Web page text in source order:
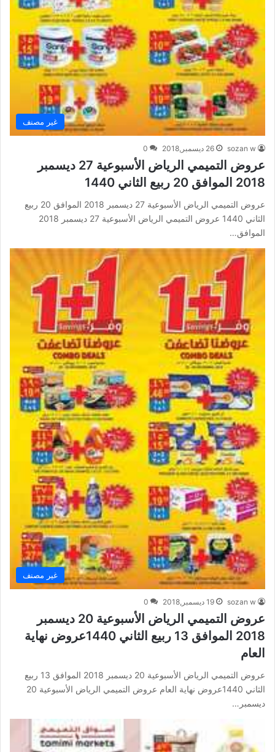
غير مصنف
sozan w 26 ديسمبر,2018 0
عروض التميمي الرياض الأسبوعية 27 ديسمبر
2018 الموافق 20 ربيع الثاني 1440
عروض التميمي الرياض الأسبوعية 27 ديسمبر 2018 الموافق 20 ربيع
الثاني 1440 عروض التميمي الرياض الأسبوعية 27 ديسمبر 2018
الموافق…
غير مصنف
sozan w 19 ديسمبر,2018 0
عروض التميمي الرياض الأسبوعية 20 ديسمبر
2018 الموافق 13 ربيع الثاني 1440عروض نهاية
العام
عروض التميمي الرياض الأسبوعية 20 ديسمبر 2018 الموافق 13 ربيع
الثاني 1440عروض نهاية العام عروض التميمي الرياض الأسبوعية 20
ديسمبر…